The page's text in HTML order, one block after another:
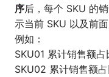
序后，每个 SKU 的
示当前 SKU 以及前
例如：
SKU01 累计销售额占
SKU02 累计销售额